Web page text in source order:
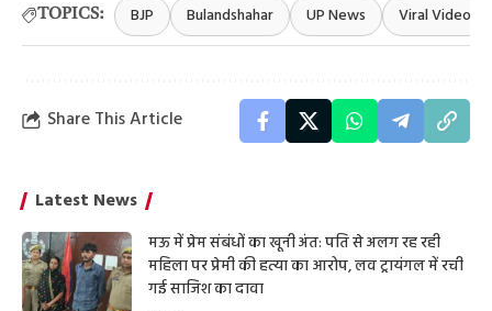
TOPICS: BJP Bulandshahar UP News Viral Video
Share This Article
Latest News
मऊ में प्रेम संबंधों का खूनी अंत: पति से अलग रह रही
महिला पर प्रेमी की हत्या का आरोप, लव ट्रायंगल में रची
गई साजिश का दावा